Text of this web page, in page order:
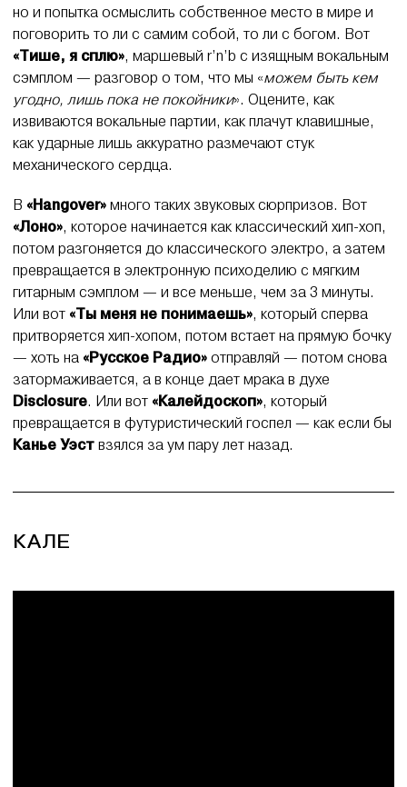
но и попытка осмыслить собственное место в мире и
поговорить то ли с самим собой, то ли с богом. Вот
«Тише, я сплю», маршевый r’n’b с изящным вокальным
сэмплом — разговор о том, что мы «можем быть кем
угодно, лишь пока не покойники». Оцените, как
извиваются вокальные партии, как плачут клавишные,
как ударные лишь аккуратно размечают стук
механического сердца.
В «Hangover» много таких звуковых сюрпризов. Вот
«Лоно», которое начинается как классический хип-хоп,
потом разгоняется до классического электро, а затем
превращается в электронную психоделию с мягким
гитарным сэмплом — и все меньше, чем за 3 минуты.
Или вот «Ты меня не понимаешь», который сперва
притворяется хип-хопом, потом встает на прямую бочку
— хоть на «Русское Радио» отправляй — потом снова
затормаживается, а в конце дает мрака в духе
Disclosure. Или вот «Калейдоскоп», который
превращается в футуристический госпел — как если бы
Канье Уэст взялся за ум пару лет назад.
КАЛЕ